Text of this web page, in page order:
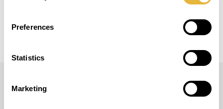
Preferences
Statistics
Marketing
Modèle approuvé pour les compétitions pour
MESURES